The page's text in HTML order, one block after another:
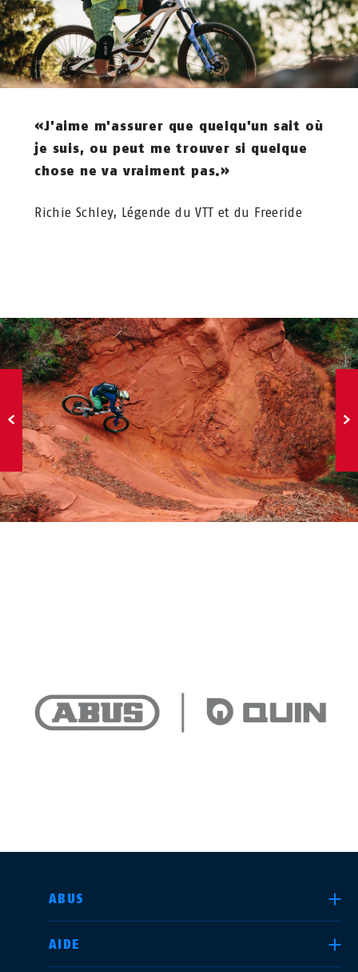
«J'aime m'assurer que quelqu'un sait où
je suis, ou peut me trouver si quelque
chose ne va vraiment pas.»
Richie Schley, Légende du VTT et du Freeride
ABUS
AIDE
CHOISIR UN PAYS